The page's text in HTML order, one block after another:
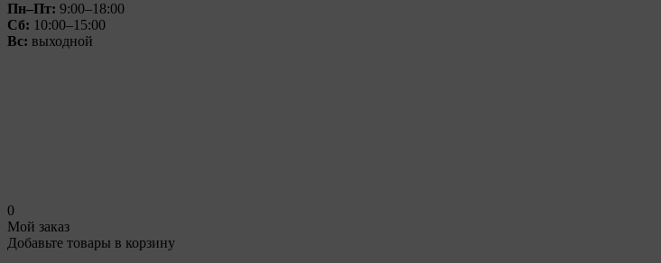
Пн–Пт: 9:00–18:00
Сб: 10:00–15:00
Вс: выходной
0
Мой заказ
Добавьте товары в корзину